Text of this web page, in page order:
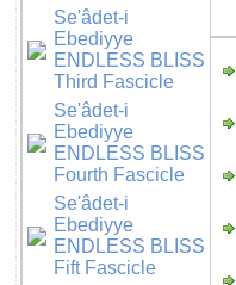
Se'âdet-i
Ebediyye
ENDLESS BLISS
Third Fascicle
Se'âdet-i
Ebediyye
ENDLESS BLISS
Fourth Fascicle
Se'âdet-i
Ebediyye
ENDLESS BLISS
Fift Fascicle